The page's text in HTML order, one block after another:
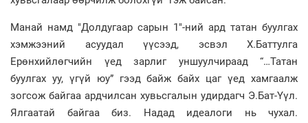
Манай намд "Долдугаар сарын 1"-ний ард татан буулгах
хэмжээний асуудал үүсээд, эсвэл Х.Баттулга
Ерөнхийлөгчийн үед зарлиг уншуулчираад “…Татан
буулгах уу, үгүй юу” гээд байж байх цаг үед хамгаалж
зогсож байгаа ардчилсан хувьсгалын удирдагч Э.Бат-Үүл.
Ялгаатай байгаа биз. Надад идеалоги нь чухал.